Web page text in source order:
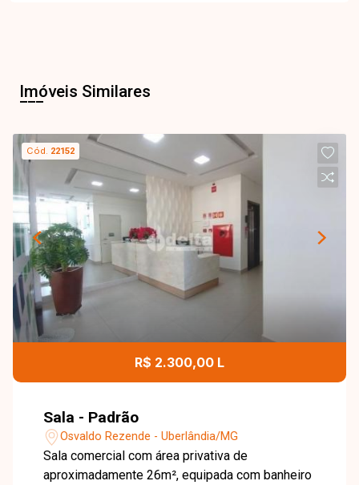
Imóveis Similares
Cód. 22152
R$ 2.300,00 L
Sala - Padrão
Osvaldo Rezende - Uberlândia/MG
Sala comercial com área privativa de
aproximadamente 26m², equipada com banheiro